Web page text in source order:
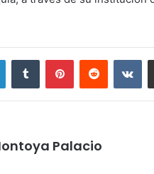
LinkedInTumblr PinterestReddit
Palacio